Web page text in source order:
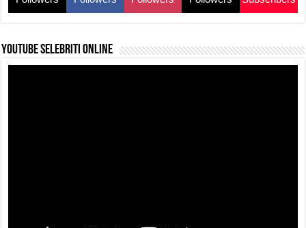
YouTube selebriti online